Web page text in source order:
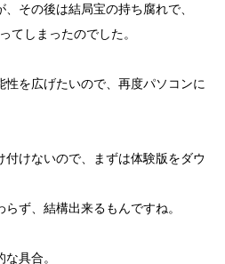
その後は結局宝の持ち腐れで、
てしまったのでした。
を広げたいので、再度パソコンに
けないので、まずは体験版をダウ
ず、結構出来るもんですね。
具合。